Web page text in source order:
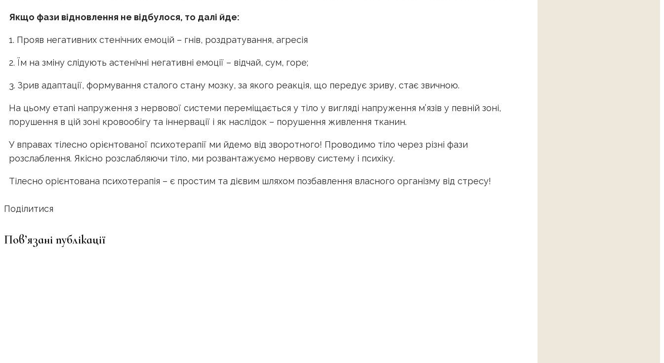
Якщо фази відновлення не відбулося, то далі йде:
1. Прояв негативних стенічних емоцій – гнів, роздратування, агресія
2. Їм на зміну слідують астенічні негативні емоції – відчай, сум, горе;
3. Зрив адаптації, формування сталого стану мозку, за якого реакція, що передує зриву, стає звичною.
На цьому етапі напруження з нервової системи переміщається у тіло у вигляді напруження м’язів у певній зоні,
порушення в цій зоні кровообігу та іннервації і як наслідок – порушення живлення тканин.
У вправах тілесно орієнтованої психотерапії ми йдемо від зворотного! Проводимо тіло через різні фази
розслаблення. Якісно розслабляючи тіло, ми розвантажуємо нервову систему і психіку.
Тілесно орієнтована психотерапія – є простим та дієвим шляхом позбавлення власного організму від стресу!
Поділитися
Пов’язані публікації